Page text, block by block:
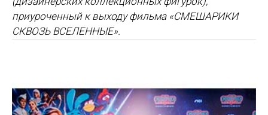
приуроченный к выходу фильма «СМЕШАРИКИ
СКВОЗЬ ВСЕЛЕННЫЕ».